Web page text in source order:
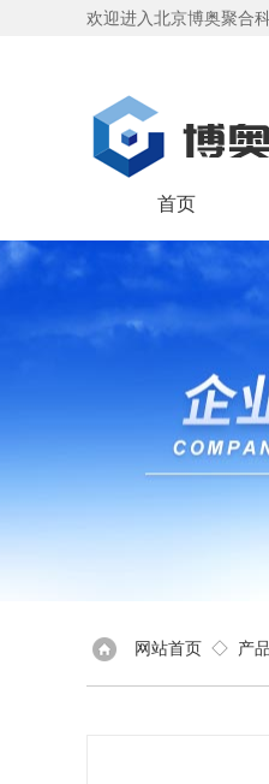
欢迎进入北京博奥聚合
首页
网站首页 ◇ 产